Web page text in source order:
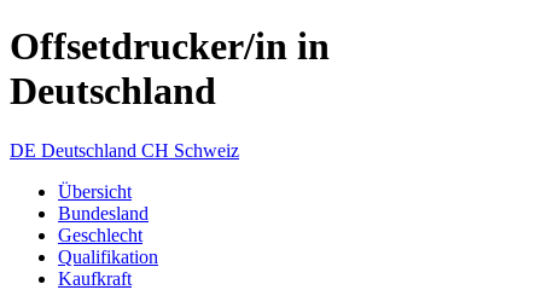
Offsetdrucker/in in
Deutschland
DE Deutschland CH Schweiz
Übersicht
Bundesland
Geschlecht
Qualifikation
Kaufkraft